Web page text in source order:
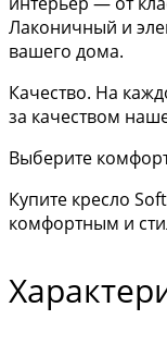
Лаконичный и
вашего дома.
Качество. На
за качеством
Выберите
Купите кресло
комфортным и